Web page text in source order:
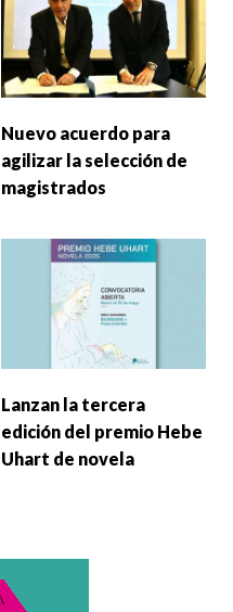
Nuevo acuerdo para
agilizar la selección de
magistrados
Lanzan la tercera
edición del premio Hebe
Uhart de novela